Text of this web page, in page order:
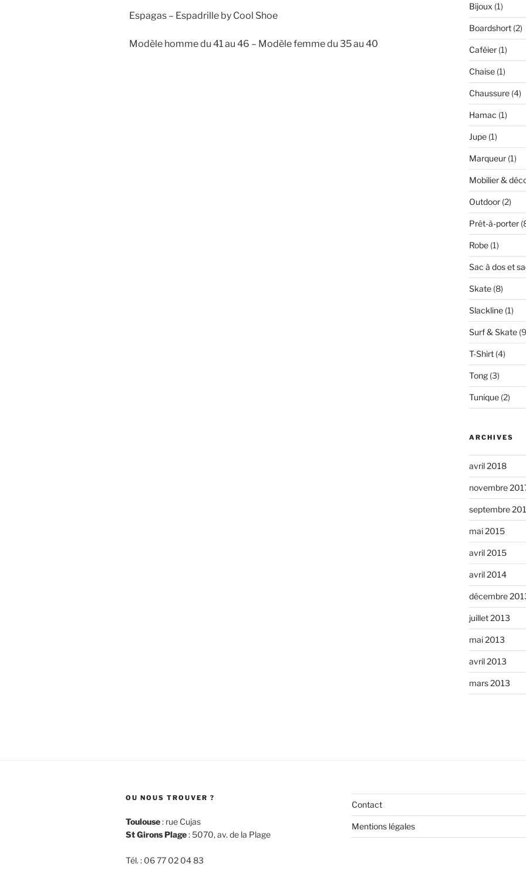
Espagas – Espadrille by Cool Shoe
Modèle homme du 41 au 46 – Modèle femme du 35 au 40
Bijoux (1)
Boardshort(2)
Caféier(1)
Chaise(1)
Chaussure(4)
Hamac (1)
Jupe(1)
Marqueur(1)
Mobilier &
Outdoor(2)
Prêt-à-porter
Robe(1)
Sac à dos et
Skate(8)
Slackline(1)
Surf & Skate
T-Shirt(4)
Tong(3)
Tunique(2)
ARCHIVES
avril 2018
novembre
septembre
mai 2015
avril 2015
avril 2014
décembre
juillet 2013
mai 2013
avril 2013
mars 2013
OU NOUS TROUVER ?
Toulouse: rue Cujas
St Girons Plage: 5070, av. de la Plage
Tél. : 06 77 02 04 83
Contact
Mentions légales